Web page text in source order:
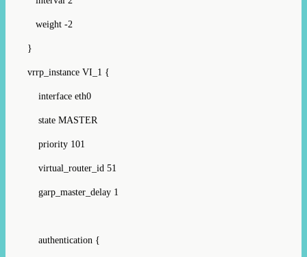
weight -2
}
vrrp_instance VI_1 {
interface eth0
state MASTER
priority 101
virtual_router_id 51
garp_master_delay 1
authentication {